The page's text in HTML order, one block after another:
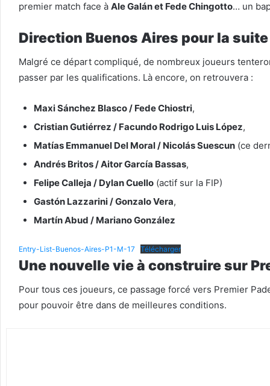
premier match face à Ale Galán et Fede Chingotto… un
Direction Buenos Aires pour la suite
Malgré ce départ compliqué, de nombreux joueurs
passer par les qualifications. Là encore, on retrouvera :
Maxi Sánchez Blasco / Fede Chiostri,
Cristian Gutiérrez / Facundo Rodrigo Luis López,
Matías Emmanuel Del Moral / Nicolás Suescun (ce
Andrés Britos / Aitor García Bassas,
Felipe Calleja / Dylan Cuello (actif sur la FIP)
Gastón Lazzarini / Gonzalo Vera,
Martín Abud / Mariano González
Entry-List-Buenos-Aires-P1-M-17 Télécharger
Une nouvelle vie à construire sur
Pour tous ces joueurs, ce passage forcé vers Premier
pour pouvoir être dans de meilleures conditions.